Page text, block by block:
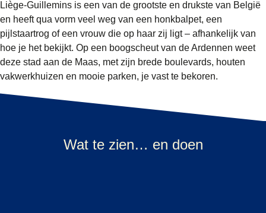
Liège-Guillemins is een van de grootste en drukste van België
en heeft qua vorm veel weg van een honkbalpet, een
pijlstaartrog of een vrouw die op haar zij ligt – afhankelijk van
hoe je het bekijkt. Op een boogscheut van de Ardennen weet
deze stad aan de Maas, met zijn brede boulevards, houten
vakwerkhuizen en mooie parken, je vast te bekoren.
Wat te zien… en doen